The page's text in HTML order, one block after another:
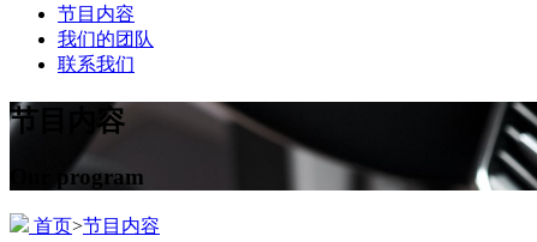
节目内容
我们的团队
联系我们
节目内容
Our program
首页>节目内容